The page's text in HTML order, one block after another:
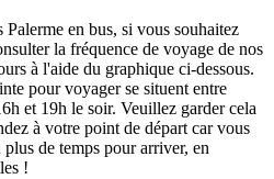
en bus, si vous souhaitez
la fréquence de voyage de nos
à l'aide du graphique ci-dessous.
pour voyager se situent entre
et 19h le soir. Veuillez garder cela
à votre point de départ car vous
de temps pour arriver, en
!